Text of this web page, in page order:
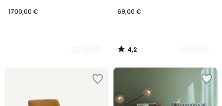
1700,00 €
69,00 €
4,2
/